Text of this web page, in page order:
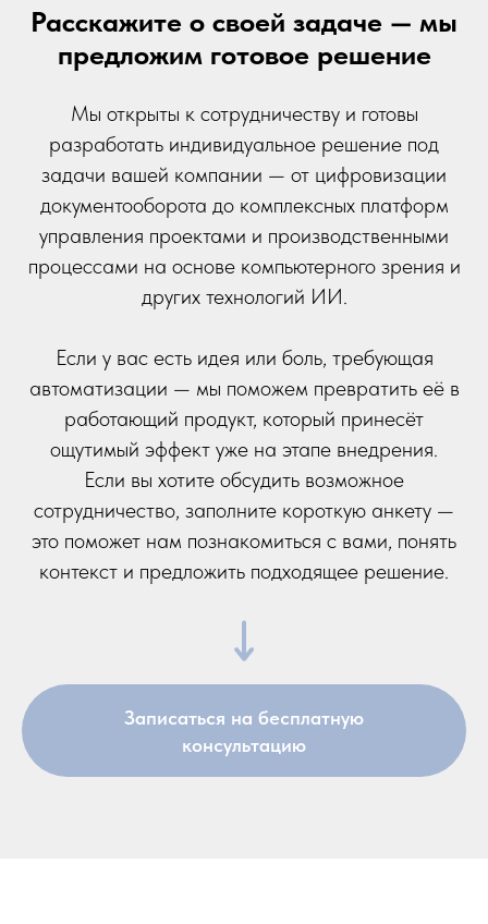
Расскажите о своей задаче — мы
предложим готовое решение
Мы открыты к сотрудничеству и готовы
разработать индивидуальное решение под
задачи вашей компании — от цифровизации
документооборота до комплексных платформ
управления проектами и производственными
процессами на основе компьютерного зрения и
других технологий ИИ.
Если у вас есть идея или боль, требующая
автоматизации — мы поможем превратить её в
работающий продукт, который принесёт
ощутимый эффект уже на этапе внедрения.
Если вы хотите обсудить возможное
сотрудничество, заполните короткую анкету —
это поможет нам познакомиться с вами, понять
контекст и предложить подходящее решение.
Записаться на бесплатную
консультацию